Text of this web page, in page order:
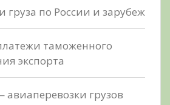
груза по России и зарубеж
таможенного
экспорта
авиаперевозки грузов